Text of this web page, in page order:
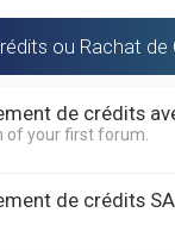
ou Rachat de
de crédits
of your first forum.
de crédits